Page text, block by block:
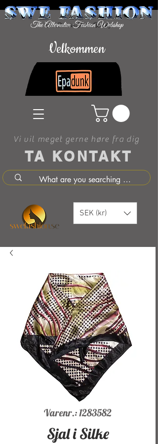
TA KONTAKT
Vi vil meget gerne høre fra dig
Velkommen
SEK (kr)
Varenr.: 1283582
Sjal i Silke